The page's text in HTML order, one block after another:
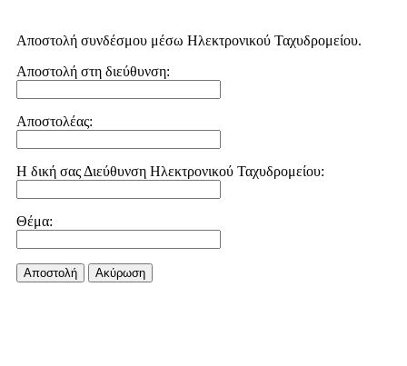
Αποστολή συνδέσμου μέσω Ηλεκτρονικού Ταχυδρομείου.
Αποστολή στη διεύθυνση:
Αποστολέας:
Η δική σας Διεύθυνση Ηλεκτρονικού Ταχυδρομείου:
Θέμα:
Αποστολή Aκύρωση